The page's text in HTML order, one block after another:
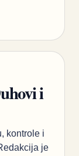
i
kontrole i
je